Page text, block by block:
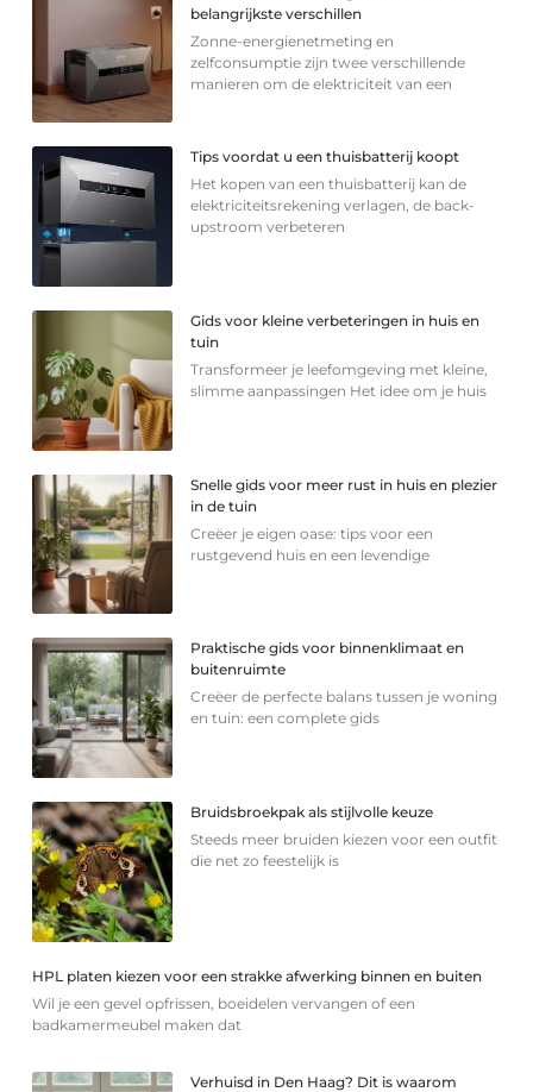
belangrijkste verschillen
Zonne-energienetmeting en
zelfconsumptie zijn twee verschillende
manieren om de elektriciteit van een
Tips voordat u een thuisbatterij koopt
Het kopen van een thuisbatterij kan de
elektriciteitsrekening verlagen, de back-
upstroom verbeteren
Gids voor kleine verbeteringen in huis en
tuin
Transformeer je leefomgeving met kleine,
slimme aanpassingen Het idee om je huis
Snelle gids voor meer rust in huis en plezier
in de tuin
Creëer je eigen oase: tips voor een
rustgevend huis en een levendige
Praktische gids voor binnenklimaat en
buitenruimte
Creëer de perfecte balans tussen je woning
en tuin: een complete gids
Bruidsbroekpak als stijlvolle keuze
Steeds meer bruiden kiezen voor een outfit
die net zo feestelijk is
HPL platen kiezen voor een strakke afwerking binnen en buiten
Wil je een gevel opfrissen, boeidelen vervangen of een
badkamermeubel maken dat
Verhuisd in Den Haag? Dit is waarom